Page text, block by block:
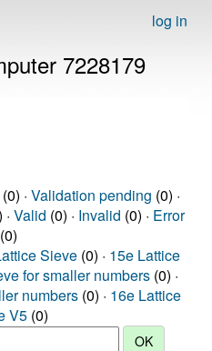
log in
7228179
· Validation pending (0) ·
Valid (0) · Invalid (0) · Error
(0)
Sieve (0) · 15e Lattice
for smaller numbers (0) ·
numbers (0) · 16e Lattice
V5 (0)